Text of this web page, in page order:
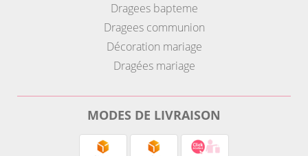
Dragees bapteme
Dragees communion
Décoration mariage
Dragées mariage
MODES DE LIVRAISON